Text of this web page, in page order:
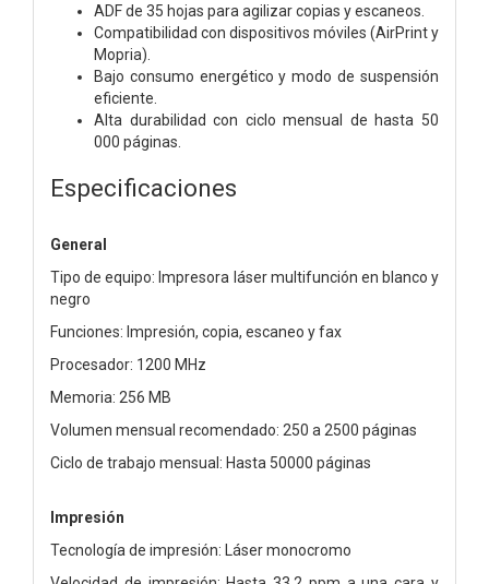
ADF de 35 hojas para agilizar copias y escaneos.
Compatibilidad con dispositivos móviles (AirPrint y
Mopria).
Bajo consumo energético y modo de suspensión
eficiente.
Alta durabilidad con ciclo mensual de hasta 50
000 páginas.
Especificaciones
General
Tipo de equipo: Impresora láser multifunción en blanco y
negro
Funciones: Impresión, copia, escaneo y fax
Procesador: 1200 MHz
Memoria: 256 MB
Volumen mensual recomendado: 250 a 2500 páginas
Ciclo de trabajo mensual: Hasta 50000 páginas
Impresión
Tecnología de impresión: Láser monocromo